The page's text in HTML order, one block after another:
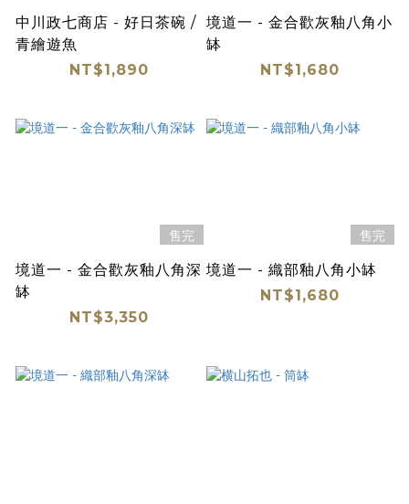
中川政七商店 - 好日茶碗 /
青繪遊魚
NT$1,890
境道一 - 金合歡灰釉八角小
缽
NT$1,680
售完
境道一 - 金合歡灰釉八角深
缽
NT$3,350
售完
境道一 - 織部釉八角小缽
NT$1,680